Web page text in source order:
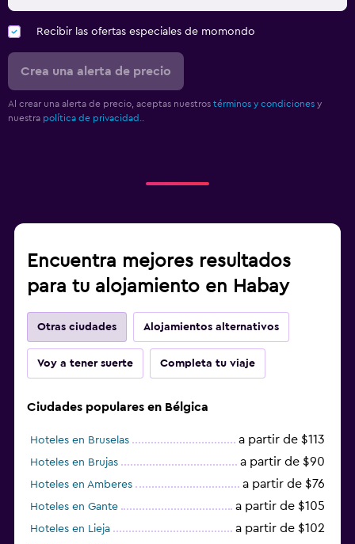
Recibir las ofertas especiales de momondo
Crea una alerta de precio
Al crear una alerta de precio, aceptas nuestros términos y condiciones y
nuestra política de privacidad.
Encuentra mejores resultados
para tu alojamiento en Habay
Otras ciudades Alojamientos alternativos
Voy a tener suerte Completa tu viaje
Ciudades populares en Bélgica
Hoteles en Bruselas a partir de $113
Hoteles en Brujas a partir de $90
Hoteles en Amberes a partir de $76
Hoteles en Gante a partir de $105
Hoteles en Lieja a partir de $102